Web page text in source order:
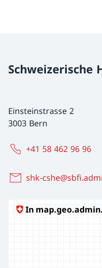
Schweizerische
Einsteinstrasse 2
3003 Bern
+41 58 462 96 96
shk-